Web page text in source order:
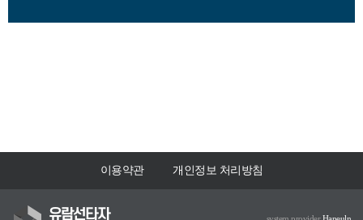
이용약관 개인정보 처리방침
유람선타자